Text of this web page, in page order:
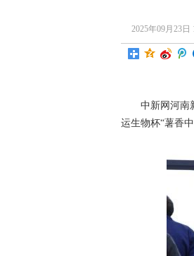
2025年09月23日
中新网河南新
运生物杯“薯香